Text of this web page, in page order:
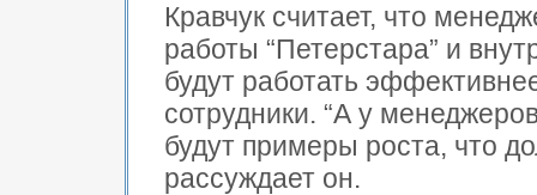
Кравчук считает, что
работы “Петерстара” и
будут работать
сотрудники. “А у
будут примеры роста, что
рассуждает он.